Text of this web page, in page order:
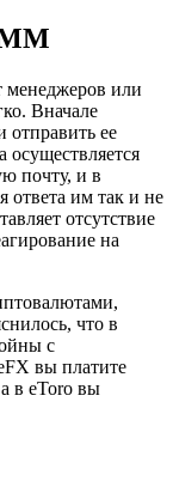
менеджеров или
Вначале
отправить ее
осуществляется
почту, и в
ответа им так и не
отсутствие
на
что в
с
вы платите
в eToro вы